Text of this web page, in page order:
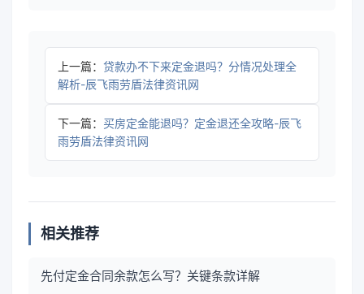
上一篇： 贷款办不下来定金退吗？分情况处理全
解析-辰飞雨劳盾法律资讯网
下一篇： 买房定金能退吗？定金退还全攻略-辰飞
雨劳盾法律资讯网
相关推荐
先付定金合同余款怎么写？关键条款详解